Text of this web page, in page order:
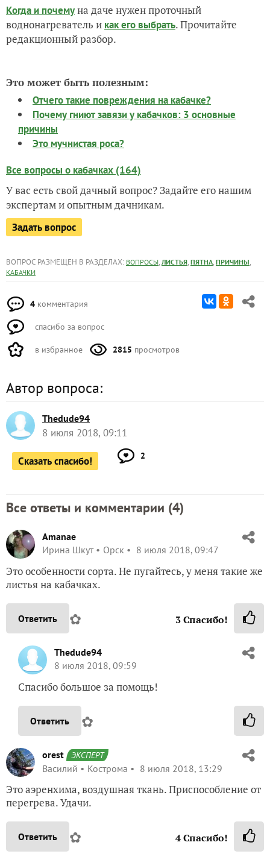
Когда и почемуна даче нужен проточный
воднонагреватель и как его выбрать. Прочитайте
редакционный разбор.
Это может быть полезным:
Отчего такие повреждения на кабачке?
Почему гниют завязи у кабачков: 3 основные
причины
Это мучнистая роса?
Все вопросы о кабачках (164)
У вас есть свой дачный вопрос? Задайте его нашим
экспертам и опытным дачникам.
Задать вопрос
ВОПРОС РАЗМЕЩЕН В РАЗДЕЛАХ: ВОПРОСЫ, ЛИСТЬЯ, ПЯТНА, ПРИЧИНЫ,
КАБАЧКИ
4 комментария
спасибо за вопрос
в избранное 2815 просмотров
Автор вопроса:
Thedude94
8 июля 2018, 09:11
Сказать спасибо! 2
Все ответы и комментарии (4)
Amanae
Ирина Шкут
Орск 8 июля 2018, 09:47
Это особенности сорта. Не пугайтесь, у меня такие же
листья на кабачках.
Ответить ✿ 3Спасибо!
Thedude94
8 июля 2018, 09:59
Спасибо большое за помощь!
Ответить ✿
orest ЭКСПЕРТ
Василий Кострома 8 июля 2018, 13:29
Это аэренхима, воздушная ткань. Приспособление от
перегрева. Удачи.
Ответить ✿ 4Спасибо!